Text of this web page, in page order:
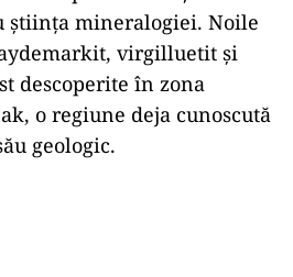
știința mineralogiei. Noile
virgilluetit și
descoperite în zona
o regiune deja cunoscută
geologic.